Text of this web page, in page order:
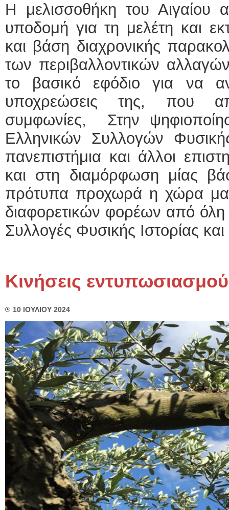
Η μελισσοθήκη του Αιγαίου
υποδομή για τη μελέτη και
και βάση διαχρονικής
των περιβαλλοντικών
το βασικό εφόδιο για να
υποχρεώσεις της, που
συμφωνίες, Στην
Ελληνικών Συλλογών
πανεπιστήμια και άλλοι
και στη διαμόρφωση μίας
πρότυπα προχωρά η χώρα
διαφορετικών φορέων από
Συλλογές Φυσικής Ιστορίας
Κινήσεις
10 ΙΟΥΛΙΟΥ 2024